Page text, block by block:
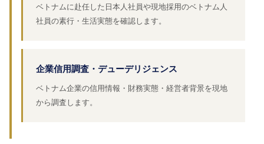
ベトナムに赴任した日本人社員や現地採用のベトナム人
社員の素行・生活実態を確認します。
企業信用調査・デューデリジェンス
ベトナム企業の信用情報・財務実態・経営者背景を現地
から調査します。